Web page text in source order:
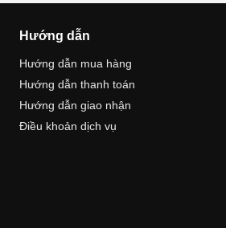
Hướng dẫn
Hướng dẫn mua hàng
Hướng dẫn thanh toán
Hướng dẫn giao nhận
Điều khoản dịch vụ